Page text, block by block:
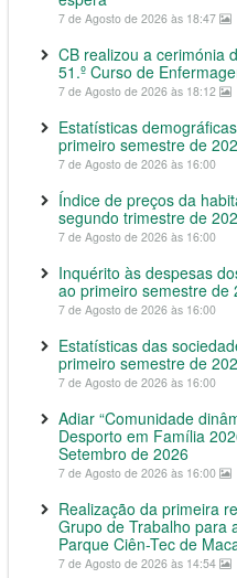
7 de Agosto de 2026 às 18:47
CB realizou a cerimónia
51.º Curso de
7 de Agosto de 2026 às 18:12
Estatísticas
primeiro semestre de
7 de Agosto de 2026 às 16:00
Índice de preços da
segundo trimestre de
7 de Agosto de 2026 às 16:00
Inquérito às despesas
ao primeiro semestre de
7 de Agosto de 2026 às 16:00
Estatísticas das
primeiro semestre de
7 de Agosto de 2026 às 16:00
Adiar “Comunidade
Desporto em Família
Setembro de 2026
7 de Agosto de 2026 às 16:00
Realização da primeira
Grupo de Trabalho para
Parque Ciên-Tec de
7 de Agosto de 2026 às 14:54